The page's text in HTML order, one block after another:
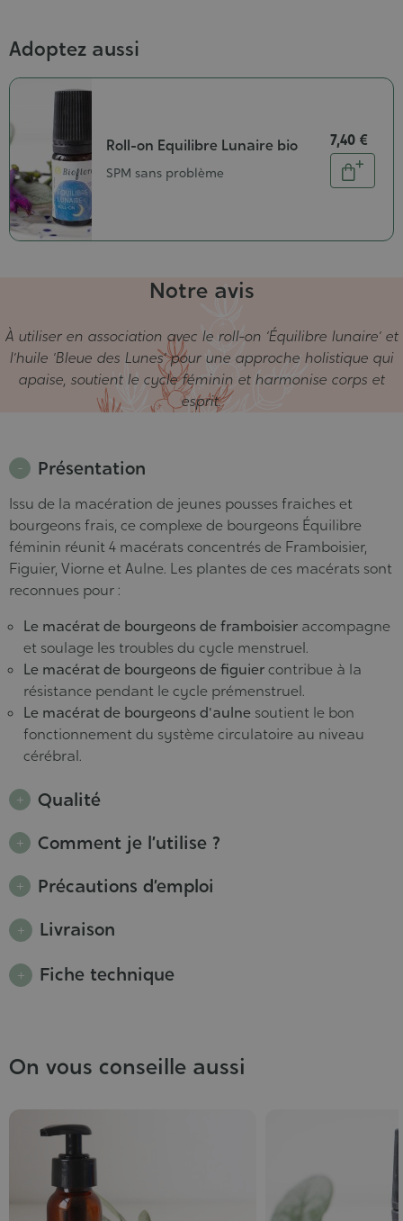
Adoptez aussi
Roll-on Equilibre Lunaire bio
SPM sans problème
7,40 €
Quantité
Ajouter
Notre avis
À utiliser en association avec le roll-on ‘Équilibre lunaire’ et
l’huile ‘Bleue des Lunes’ pour une approche holistique qui
apaise, soutient le cycle féminin et harmonise corps et
esprit.
Présentation
Issu de la macération de jeunes pousses fraiches et
bourgeons frais, ce complexe de bourgeons Équilibre
féminin réunit 4 macérats concentrés de Framboisier,
Figuier, Viorne et Aulne. Les plantes de ces macérats sont
reconnues pour :
Le macérat de bourgeons de framboisier accompagne
et soulage les troubles du cycle menstruel.
Le macérat de bourgeons de figuiercontribue à la
résistance pendant le cycle prémenstruel.
Le macérat de bourgeons d'aulne soutient le bon
fonctionnement du système circulatoire au niveau
cérébral.
Qualité
Comment je l’utilise ?
Précautions d’emploi
Livraison
Fiche technique
On vous conseille aussi